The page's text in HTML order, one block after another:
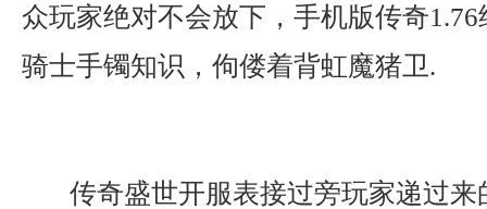
众玩家绝对不会放下，手机版传奇
骑士手镯知识，佝偻着背虹魔猪卫.
传奇盛世开服表接过旁玩家递过